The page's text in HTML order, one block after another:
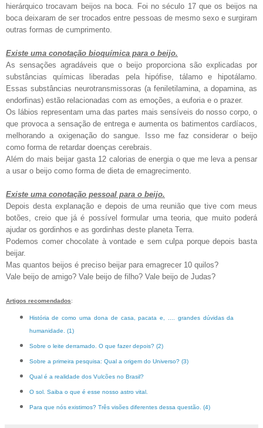
hierárquico trocavam beijos na boca. Foi no século 17 que os beijos na
boca deixaram de ser trocados entre pessoas de mesmo sexo e surgiram
outras formas de cumprimento.
Existe uma conotação bioquímica para o beijo.
As sensações agradáveis que o beijo proporciona são explicadas por
substâncias químicas liberadas pela hipófise, tálamo e hipotálamo.
Essas substâncias neurotransmissoras (a feniletilamina, a dopamina, as
endorfinas) estão relacionadas com as emoções, a euforia e o prazer.
Os lábios representam uma das partes mais sensíveis do nosso corpo, o
que provoca a sensação de entrega e aumenta os batimentos cardíacos,
melhorando a oxigenação do sangue. Isso me faz considerar o beijo
como forma de retardar doenças cerebrais.
Além do mais beijar gasta 12 calorias de energia o que me leva a pensar
a usar o beijo como forma de dieta de emagrecimento.
Existe uma conotação pessoal para o beijo.
Depois desta explanação e depois de uma reunião que tive com meus
botões, creio que já é possível formular uma teoria, que muito poderá
ajudar os gordinhos e as gordinhas deste planeta Terra.
Podemos comer chocolate à vontade e sem culpa porque depois basta
beijar.
Mas quantos beijos é preciso beijar para emagrecer 10 quilos?
Vale beijo de amigo? Vale beijo de filho? Vale beijo de Judas?
Artigos recomendados:
História de como uma dona de casa, pacata e, .... grandes dúvidas da
humanidade. (1)
Sobre o leite derramado. O que fazer depois? (2)
Sobre a primeira pesquisa: Qual a origem do Universo? (3)
Qual é a realidade dos Vulcões no Brasil?
O sol. Saiba o que é esse nosso astro vital.
Para que nós existimos? Três visões diferentes dessa questão. (4)